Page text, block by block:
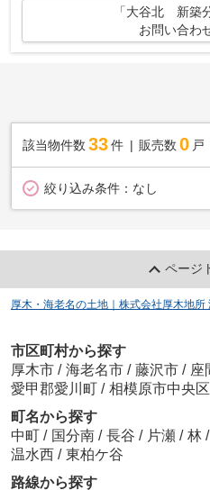
「大谷北 新築
お問い合わ
該当物件数 33件 販売数 0 戸
絞り込み条件： なし
ページ
厚木・海老名の土地｜株式会社厚木地所
市区町村から探す
厚木市 / 海老名市 / 藤沢市 / 座
愛甲郡愛川町 / 相模原市中央区
町名から探す
中町 / 国分南 / 長谷 / 片瀬 / 林 /
温水西 / 東柏ケ谷
路線から探す